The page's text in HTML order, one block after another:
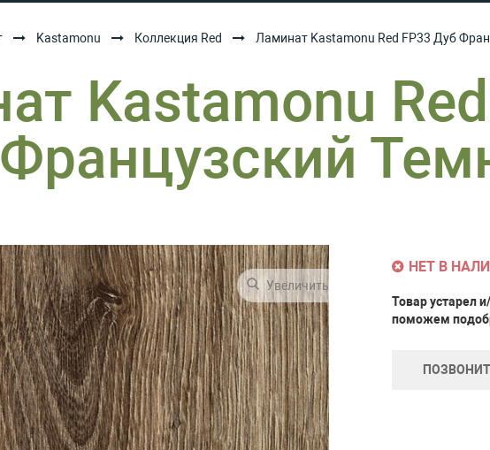
Kastamonu Коллекция Red Ламинат Kastamonu Red FP33 Дуб
Kastamonu
Французский
Увеличить
НЕТ В
Товар устарел
поможем